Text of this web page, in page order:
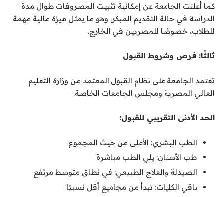
كما أعلنت الجامعة عن إمكانية تثبيت المصروفات طوال مدة
الدراسة في حالة التقديم المبكر، وهو ما يمثل ميزة مالية مهمة
للطلاب، خصوصًا للمصريين في الخارج.
ثالثًا: فرص وشروط القبول
تعتمد الجامعة على نظام القبول المعتمد من وزارة التعليم
العالي المصرية ومجلس الجامعات الخاصة.
الحد الأدنى التقريبي للقبول:
الطب البشري: الأعلى من حيث المجموع
طب الأسنان: يلي الطب مباشرة
الصيدلة والعلاج الطبيعي: في نطاق متوسط مرتفع
باقي الكليات: تبدأ من مجاميع أقل نسبيًا